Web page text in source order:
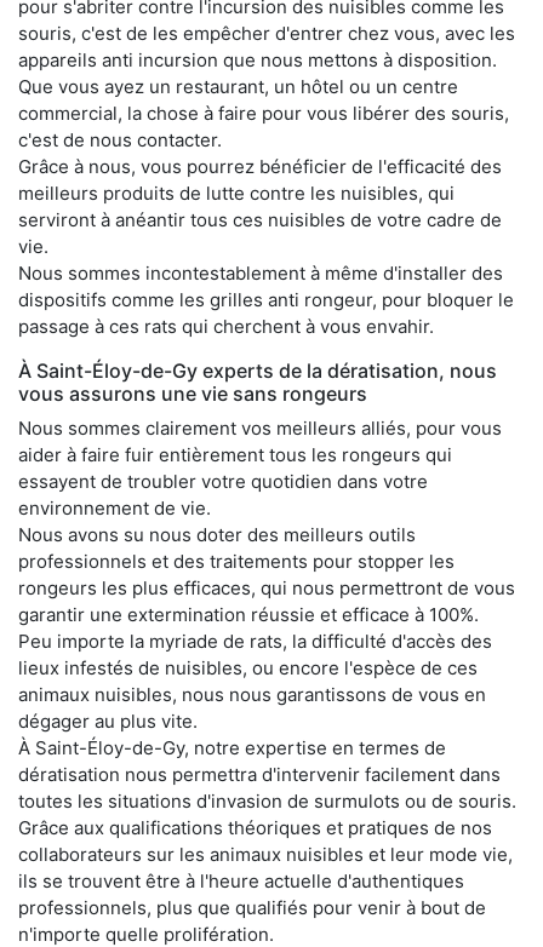
pour s'abriter contre l'incursion des nuisibles comme les
souris, c'est de les empêcher d'entrer chez vous, avec les
appareils anti incursion que nous mettons à disposition.
Que vous ayez un restaurant, un hôtel ou un centre
commercial, la chose à faire pour vous libérer des souris,
c'est de nous contacter.
Grâce à nous, vous pourrez bénéficier de l'efficacité des
meilleurs produits de lutte contre les nuisibles, qui
serviront à anéantir tous ces nuisibles de votre cadre de
vie.
Nous sommes incontestablement à même d'installer des
dispositifs comme les grilles anti rongeur, pour bloquer le
passage à ces rats qui cherchent à vous envahir.
À Saint-Éloy-de-Gy experts de la dératisation, nous
vous assurons une vie sans rongeurs
Nous sommes clairement vos meilleurs alliés, pour vous
aider à faire fuir entièrement tous les rongeurs qui
essayent de troubler votre quotidien dans votre
environnement de vie.
Nous avons su nous doter des meilleurs outils
professionnels et des traitements pour stopper les
rongeurs les plus efficaces, qui nous permettront de vous
garantir une extermination réussie et efficace à 100%.
Peu importe la myriade de rats, la difficulté d'accès des
lieux infestés de nuisibles, ou encore l'espèce de ces
animaux nuisibles, nous nous garantissons de vous en
dégager au plus vite.
À Saint-Éloy-de-Gy, notre expertise en termes de
dératisation nous permettra d'intervenir facilement dans
toutes les situations d'invasion de surmulots ou de souris.
Grâce aux qualifications théoriques et pratiques de nos
collaborateurs sur les animaux nuisibles et leur mode vie,
ils se trouvent être à l'heure actuelle d'authentiques
professionnels, plus que qualifiés pour venir à bout de
n'importe quelle prolifération.